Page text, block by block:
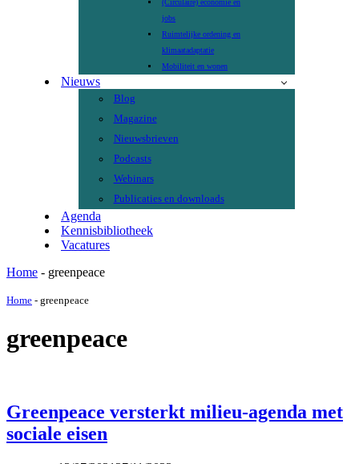
(Circulaire) economie en
jobs
Ruimtelijke ordening en
klimaatadaptatie
Mobiliteit en wonen
Nieuws
Blog
Magazine
Nieuwsbrieven
Podcasts
Webinars
Publicaties en downloads
Agenda
Kennisbibliotheek
Vacatures
Home - greenpeace
Home - greenpeace
greenpeace
Greenpeace versterkt milieu-agenda met
sociale eisen